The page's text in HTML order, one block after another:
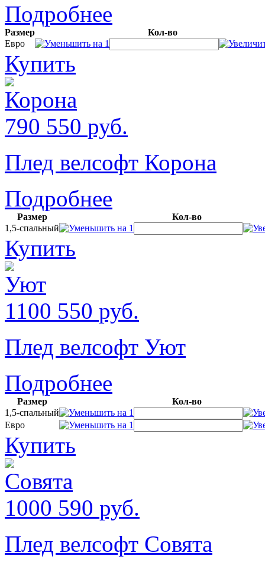
Подробнее
Размер
Кол-во
Евро
Купить
790 550 руб.
Плед велсофт Корона
Подробнее
Размер
Кол-во
1,5-спальный
Купить
1100 550 руб.
Плед велсофт Уют
Подробнее
Размер
Кол-во
1,5-спальный
Евро
Купить
1000 590 руб.
Плед велсофт Совята